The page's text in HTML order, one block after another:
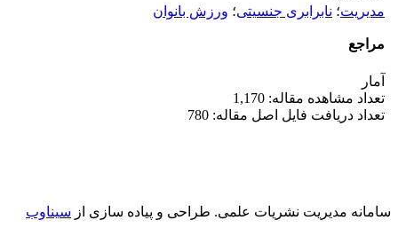
مدیریت؛ نابرابری جنسیتی؛ ورزش بانوان
مراجع
آمار
تعداد مشاهده مقاله: 1,170
تعداد دریافت فایل اصل مقاله: 780
سامانه مدیریت نشریات علمی. طراحی و پیاده سازی از سیناوب